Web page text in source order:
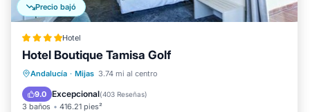
Precio bajó
Hotel
Hotel Boutique Tamisa Golf
Andalucía · Mijas 3.74 mi al centro
9.0 Excepcional(403 Reseñas)
3 baños 416.21 pies²
Piscina privada
Frente al mar
Aparcamiento